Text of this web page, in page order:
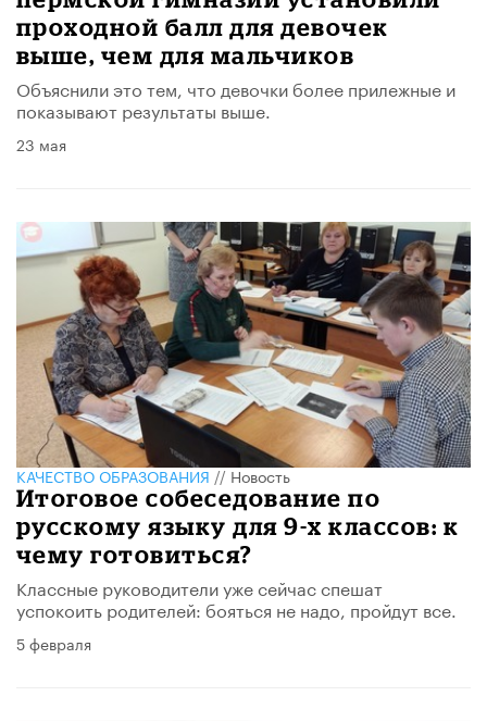
проходной балл для девочек
выше, чем для мальчиков
Объяснили это тем, что девочки более прилежные и
показывают результаты выше.
23 мая
КАЧЕСТВО ОБРАЗОВАНИЯ//Новость
Итоговое собеседование по
русскому языку для 9-х классов: к
чему готовиться?
Классные руководители уже сейчас спешат
успокоить родителей: бояться не надо, пройдут все.
5 февраля